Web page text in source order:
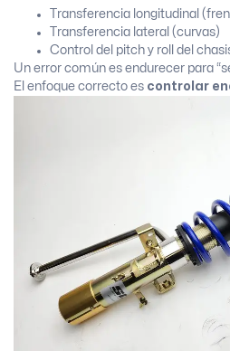
Transferencia longitudinal
Transferencia lateral (curvas)
Control del pitch y roll del
Un error común es endurecer para
El enfoque correcto es controlar